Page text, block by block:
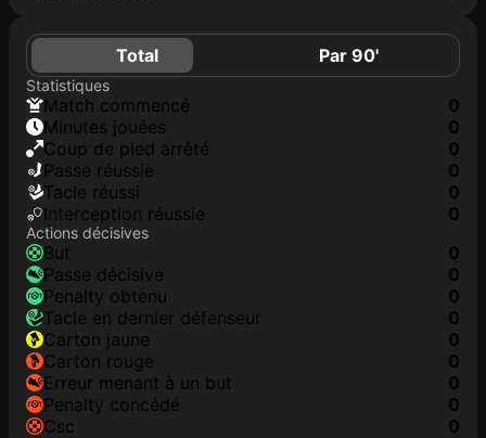
Total Par 90'
Statistiques
match commencé
0
minutes jouées
0
coup de pied arrêté
0
Passe réussie
0
tacle réussi
0
interception réussie
0
Actions décisives
but
0
passe décisive
0
penalty obtenu
0
tacle en dernier défenseur
0
carton jaune
0
carton rouge
0
erreur menant à un but
0
penalty concédé
0
csc
0